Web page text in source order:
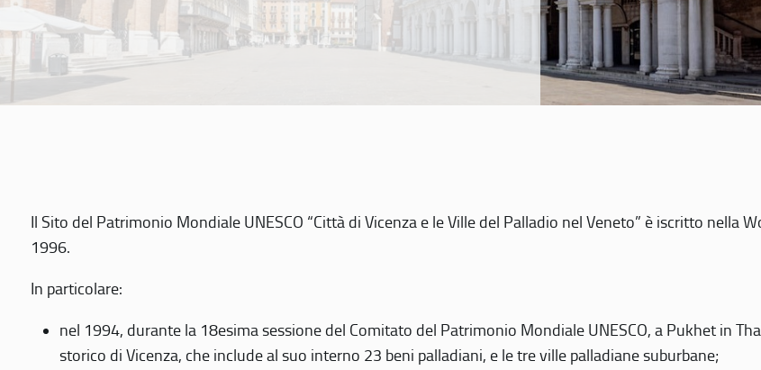
Il Sito del Patrimonio Mondiale UNESCO “Città di Vicenza e le Ville del Palladio nel Veneto” è iscritto nella
1996.
In particolare:
nel 1994, durante la 18esima sessione del Comitato del Patrimonio Mondiale UNESCO, a Pukhet in
storico di Vicenza, che include al suo interno 23 beni palladiani, e le tre ville palladiane suburbane;